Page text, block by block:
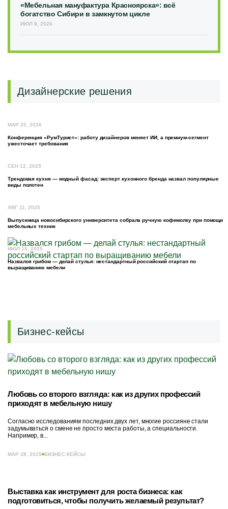
«Мебельная мануфактура Красноярска»: всё
богатство Сибири в замкнутом цикле
ИЮЛ 8, 2026
Дизайнерские решения
МАР 25, 2026
Конференция «РумТурист»: работу дизайнеров меняет ИИ, а премиум-сегмент
ужесточает требования
СЕН 12, 2025
Трендовая кухня — модный фасад: эксперт кухонного бренда назвал популярные
виды полотен
АВГ 11, 2025
Выпускница новосибирского университета собрала ручную кофемолку при помощи
мебельных техник
ИЮЛ 15, 2025
Назвался грибом — делай стулья: нестандартный российский стартап по
выращиванию мебели
Бизнес-кейсы
Любовь со второго взгляда: как из других профессий
приходят в мебельную нишу
Согласно исследованиям последних двух лет, многие россияне стали
задумываться о смене не просто места работы, а специальности.
Например, в...
МАР 28, 2025 БИЗНЕС-КЕЙСЫ
Выставка как инструмент для роста бизнеса: как
подготовиться, чтобы получить желаемый результат?